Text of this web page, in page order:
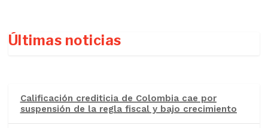
Últimas noticias
Calificación crediticia de Colombia cae por
suspensión de la regla fiscal y bajo crecimiento